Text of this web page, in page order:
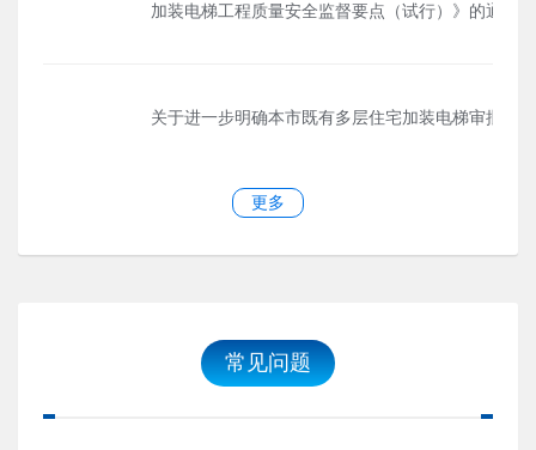
加装电梯工程质量安全监督要点（试行）》的通知
关于进一步明确本市既有多层住宅加装电梯审批管
更多
常见问题